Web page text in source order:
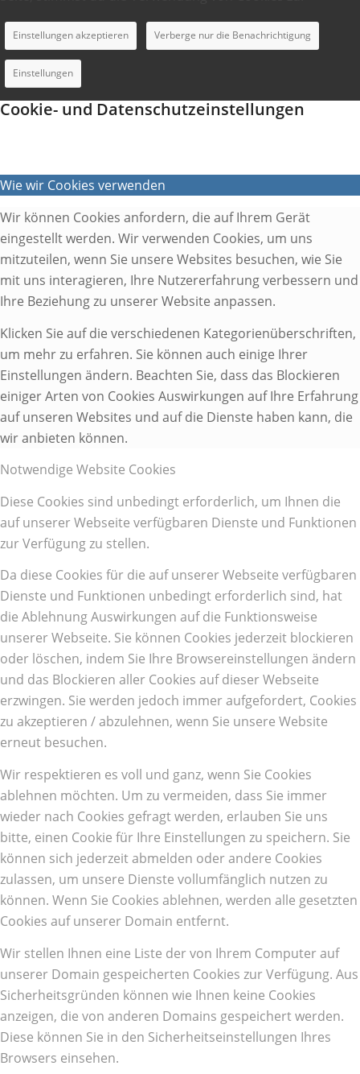
Einstellungen akzeptieren Verberge nur die Benachrichtigung
Einstellungen
Cookie- und Datenschutzeinstellungen
Wie wir Cookies verwenden
Wir können Cookies anfordern, die auf Ihrem Gerät
eingestellt werden. Wir verwenden Cookies, um uns
mitzuteilen, wenn Sie unsere Websites besuchen, wie Sie
mit uns interagieren, Ihre Nutzererfahrung verbessern und
Ihre Beziehung zu unserer Website anpassen.
Klicken Sie auf die verschiedenen Kategorienüberschriften,
um mehr zu erfahren. Sie können auch einige Ihrer
Einstellungen ändern. Beachten Sie, dass das Blockieren
einiger Arten von Cookies Auswirkungen auf Ihre Erfahrung
auf unseren Websites und auf die Dienste haben kann, die
wir anbieten können.
Notwendige Website Cookies
Diese Cookies sind unbedingt erforderlich, um Ihnen die
auf unserer Webseite verfügbaren Dienste und Funktionen
zur Verfügung zu stellen.
Da diese Cookies für die auf unserer Webseite verfügbaren
Dienste und Funktionen unbedingt erforderlich sind, hat
die Ablehnung Auswirkungen auf die Funktionsweise
unserer Webseite. Sie können Cookies jederzeit blockieren
oder löschen, indem Sie Ihre Browsereinstellungen ändern
und das Blockieren aller Cookies auf dieser Webseite
erzwingen. Sie werden jedoch immer aufgefordert, Cookies
zu akzeptieren / abzulehnen, wenn Sie unsere Website
erneut besuchen.
Wir respektieren es voll und ganz, wenn Sie Cookies
ablehnen möchten. Um zu vermeiden, dass Sie immer
wieder nach Cookies gefragt werden, erlauben Sie uns
bitte, einen Cookie für Ihre Einstellungen zu speichern. Sie
können sich jederzeit abmelden oder andere Cookies
zulassen, um unsere Dienste vollumfänglich nutzen zu
können. Wenn Sie Cookies ablehnen, werden alle gesetzten
Cookies auf unserer Domain entfernt.
Wir stellen Ihnen eine Liste der von Ihrem Computer auf
unserer Domain gespeicherten Cookies zur Verfügung. Aus
Sicherheitsgründen können wie Ihnen keine Cookies
anzeigen, die von anderen Domains gespeichert werden.
Diese können Sie in den Sicherheitseinstellungen Ihres
Browsers einsehen.